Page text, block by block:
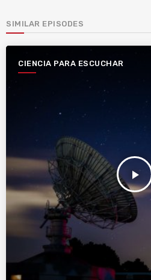
SIMILAR EPISODES
CIENCIA PARA ESCUCHAR
play_arrow